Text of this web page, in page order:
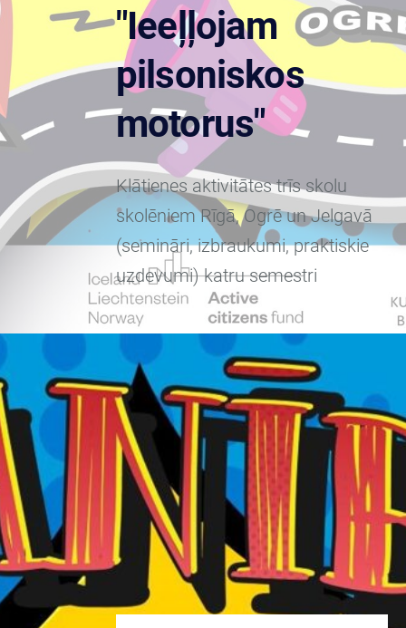
"Ieeļļojam
pilsoniskos
motorus"
Klātienes aktivitātes trīs skolu
skolēniem Rīgā, Ogrē un Jelgavā
(semināri, izbraukumi, praktiskie
uzdevumi) katru semestri